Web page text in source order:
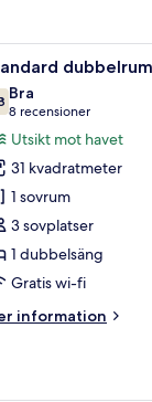
fönster med gardiner.
soffa, ett soffbord,
6 dubbelrum
av 10
Bra
8 recensioner
(8 recensioner)
Utsikt mot havet
31 kvadratmeter
1 sovrum
3 sovplatser
1 dubbelsäng
Gratis wi-fi
information